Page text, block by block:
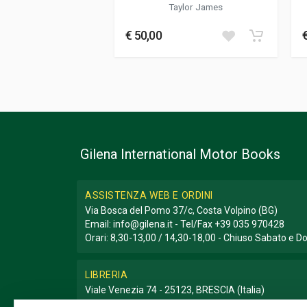
Taylor James
€ 50,00
Gilena International Motor Books
ASSISTENZA WEB E ORDINI
Via Bosca del Pomo 37/c, Costa Volpino (BG)
Email: info@gilena.it - Tel/Fax +39 035 970428
Orari: 8,30-13,00 / 14,30-18,00 - Chiuso Sabato e
LIBRERIA
Viale Venezia 74 - 25123, BRESCIA (Italia)
Email:libreria@gilena.it- Tel/Fax+39 030 3776786